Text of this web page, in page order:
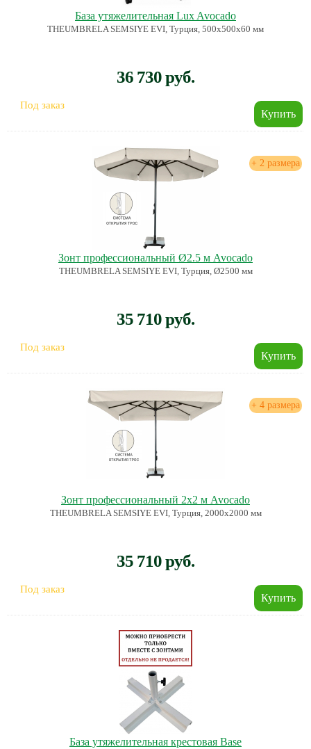
База утяжелительная Lux Avocado
THEUMBRELA SEMSIYE EVI, Турция, 500х500х60 мм
36 730 руб.
Под заказ
+ 2 размера
Зонт профессиональный Ø2.5 м Avocado
THEUMBRELA SEMSIYE EVI, Турция, Ø2500 мм
35 710 руб.
Под заказ
+ 4 размера
Зонт профессиональный 2х2 м Avocado
THEUMBRELA SEMSIYE EVI, Турция, 2000х2000 мм
35 710 руб.
Под заказ
База утяжелительная крестовая Base